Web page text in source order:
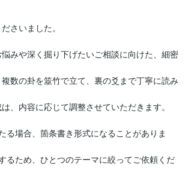
さいました。
みや深く掘り下げたいご相談に向けた、細密
数の卦を筮竹で立て、裏の爻まで丁寧に読み
、内容に応じて調整させていただきます。
る場合、箇条書き形式になることがありま
るため、ひとつのテーマに絞ってご依頼くだ